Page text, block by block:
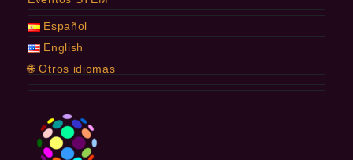
Español
English
🌐 Otros idiomas